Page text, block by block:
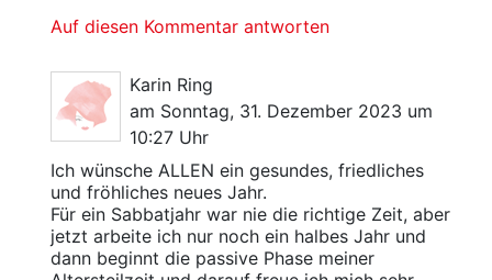
Auf diesen Kommentar antworten
Karin Ring
am Sonntag, 31. Dezember 2023 um
10:27 Uhr
Ich wünsche ALLEN ein gesundes, friedliches
und fröhliches neues Jahr.
Für ein Sabbatjahr war nie die richtige Zeit, aber
jetzt arbeite ich nur noch ein halbes Jahr und
dann beginnt die passive Phase meiner